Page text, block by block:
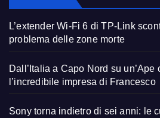
L’extender Wi-Fi 6 di TP-Link
problema delle zone morte
Dall’Italia a Capo Nord su un’Ape
l’incredibile impresa di Francesco
Sony torna indietro di sei anni: le